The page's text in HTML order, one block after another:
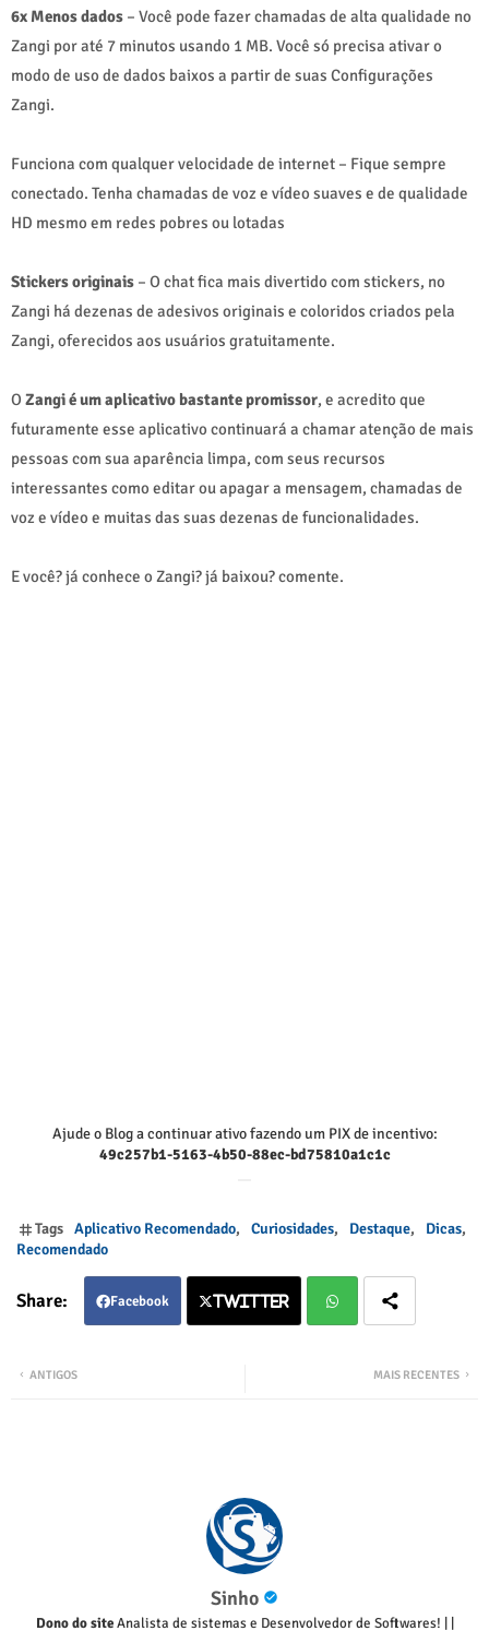
6x Menos dados – Você pode fazer chamadas de alta qualidade no
Zangi por até 7 minutos usando 1 MB. Você só precisa ativar o
modo de uso de dados baixos a partir de suas Configurações
Zangi.
Funciona com qualquer velocidade de internet – Fique sempre
conectado. Tenha chamadas de voz e vídeo suaves e de qualidade
HD mesmo em redes pobres ou lotadas
Stickers originais – O chat fica mais divertido com stickers, no
Zangi há dezenas de adesivos originais e coloridos criados pela
Zangi, oferecidos aos usuários gratuitamente.
O Zangi é um aplicativo bastante promissor, e acredito que
futuramente esse aplicativo continuará a chamar atenção de mais
pessoas com sua aparência limpa, com seus recursos
interessantes como editar ou apagar a mensagem, chamadas de
voz e vídeo e muitas das suas dezenas de funcionalidades.
E você? já conhece o Zangi? já baixou? comente.
Ajude o Blog a continuar ativo fazendo um PIX de incentivo:
49c257b1-5163-4b50-88ec-bd75810a1c1c
Tags Aplicativo Recomendado Curiosidades Destaque
Dicas
Recomendado
Facebook Twitter
Twitter
MAIS RECENTES
ANTIGOS
Sinho
Dono do site Analista de sistemas e Desenvolvedor de Softwares! | |